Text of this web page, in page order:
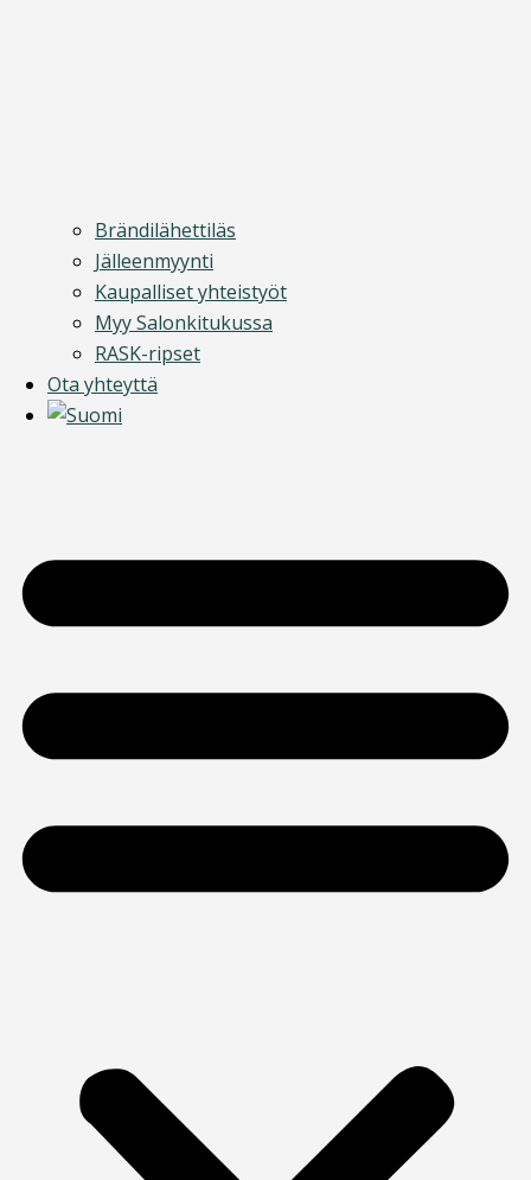
Brändilähettiläs
Jälleenmyynti
Kaupalliset yhteistyöt
Myy Salonkitukussa
RASK-ripset
Ota yhteyttä